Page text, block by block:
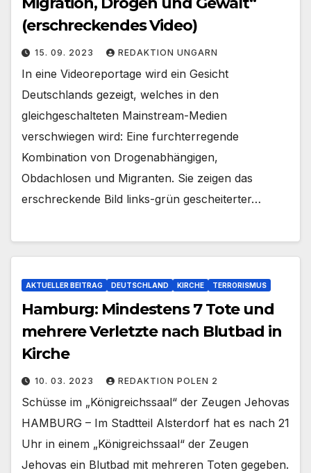
(erschreckendes Video)
15. 09. 2023 REDAKTION UNGARN
In eine Videoreportage wird ein Gesicht
Deutschlands gezeigt, welches in den
gleichgeschalteten Mainstream-Medien
verschwiegen wird: Eine furchterregende
Kombination von Drogenabhängigen,
Obdachlosen und Migranten. Sie zeigen das
erschreckende Bild links-grün gescheiterter…
AKTUELLER BEITRAG DEUTSCHLAND KIRCHE TERRORISMUS
Hamburg: Mindestens 7 Tote und
mehrere Verletzte nach Blutbad in
Kirche
10. 03. 2023 REDAKTION POLEN 2
Schüsse im „Königreichssaal“ der Zeugen Jehovas
HAMBURG – Im Stadtteil Alsterdorf hat es nach 21
Uhr in einem „Königreichssaal“ der Zeugen
Jehovas ein Blutbad mit mehreren Toten gegeben.